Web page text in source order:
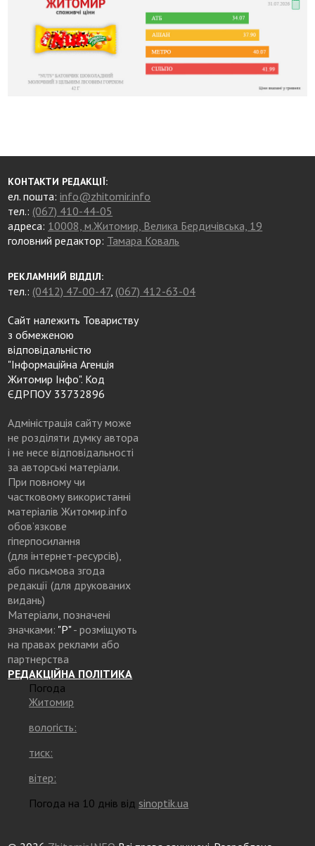
КОНТАКТИ РЕДАКЦІЇ:
ел. пошта:info@zhitomir.info
тел.: (067) 410-44-05
адреса: 10008, м.Житомир, Велика Бердичівська, 19
головний редактор: Тамара Коваль
РЕКЛАМНИЙ ВІДДІЛ:
тел.: (0412) 47-00-47, (067) 412-63-04
Сайт належить Товариству
з обмеженою
відповідальністю
"Інформаційна Агенція
Житомир Інфо". Код
ЄДРПОУ 33732896
Адміністрація сайту може
не розділяти думку автора
і не несе відповідальності
за авторські матеріали.
При повному чи
частковому використанні
матеріалів Житомир.info
обов’язкове
гіперпосилання
(для інтернет-ресурсів),
або письмова згода
редакції (для друкованих
видань)
Матеріали, позначені
значками: "Р"- розміщують
на правах реклами або
партнерства
РЕДАКЦІЙНА ПОЛІТИКА
Погода
Житомир
вологість:
тиск:
вітер:
Погода на 10 днів відsinoptik.ua